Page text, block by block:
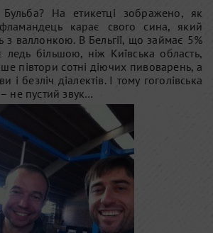
На етикетці зображено, як
карає свого сина, який
з валлонкою. В Бельгії, що займає 5%
ледь більшою, ніж Київська область,
півтори сотні діючих пивоварень, а
і безліч діалектів. І тому гоголівська
– не пустий звук…